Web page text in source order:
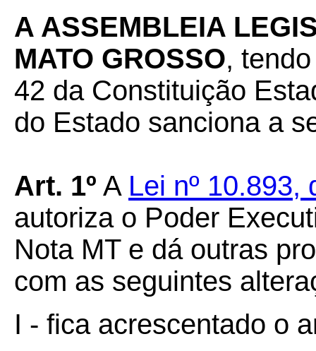
A ASSEMBLEIA
MATO GROSSO,
42 da Constituição
do Estado sanciona a
Art. 1º A Lei nº 10.893,
autoriza o Poder
Nota MT e dá outras
com as seguintes
I - fica acrescentado o